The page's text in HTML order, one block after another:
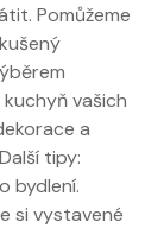
Pomůžeme
vašich
a
tipy:
bydlení.
si vystavené